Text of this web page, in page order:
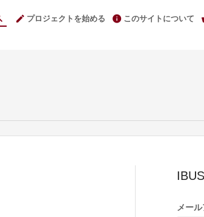
プロジェクトを始める このサイトについて
メー